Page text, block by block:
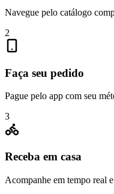
Navegue pelo catálogo
2
Faça seu pedido
Pague pelo app com seu
3
Receba em casa
Acompanhe em tempo real